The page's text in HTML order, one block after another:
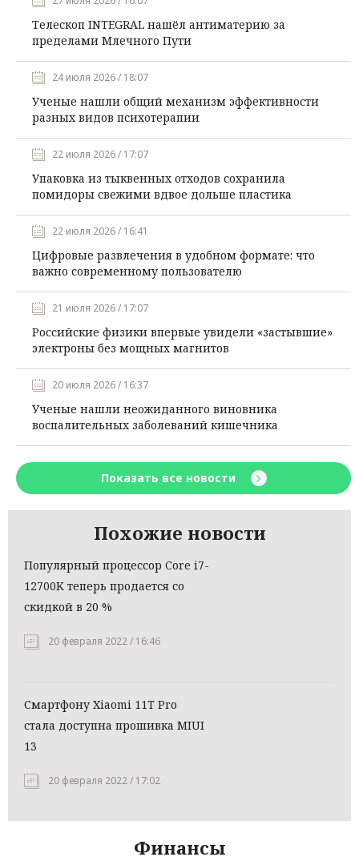
Телескоп INTEGRAL нашёл антиматерию за
пределами Млечного Пути
24 июля 2026 / 18:07
Ученые нашли общий механизм эффективности
разных видов психотерапии
22 июля 2026 / 17:07
Упаковка из тыквенных отходов сохранила
помидоры свежими вдвое дольше пластика
22 июля 2026 / 16:41
Цифровые развлечения в удобном формате: что
важно современному пользователю
21 июля 2026 / 17:07
Российские физики впервые увидели «застывшие»
электроны без мощных магнитов
20 июля 2026 / 16:37
Ученые нашли неожиданного виновника
воспалительных заболеваний кишечника
Показать все новости
Похожие новости
Популярный процессор Core i7-
12700K теперь продается со
скидкой в 20 %
20 февраля 2022 / 16:46
Смартфону Xiaomi 11T Pro
стала доступна прошивка MIUI
13
20 февраля 2022 / 17:02
Финансы